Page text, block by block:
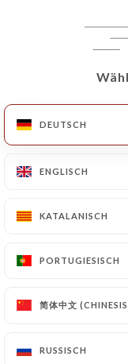
DEUTSCH
ENGLISCH
KATALANISCH
PORTUGIESISCH
简体中文
RUSSISCH
DEUTSCH
ENGLISCH
KATALANISCH
PORTUGIESISCH
简体中文
RUSSISCH